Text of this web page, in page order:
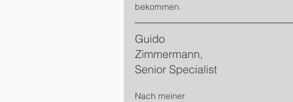
bekommen.
Guido
Zimmermann,
Senior Specialist
Nach meiner